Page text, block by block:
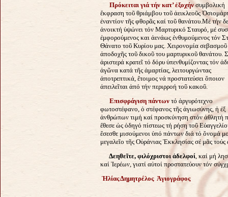
Πρόκειται γιά τήν κατ’ ἐξοχήν συμβολική
ἔκφραση τοῦ θριάμβου τοῦ ἀεικλεοῦς
ἐναντίον τῆς φθορᾶς καί τοῦ θανάτου. Μέ τήν
ἀνοικτή ὑψώνει τόν Μαρτυρικό Σταυρό, μέ
ἐμφορούμενος και ἀενάως ἐνθυμούμενος τόν
Θάνατο τοῦ Κυρίου μας. Χειρονομία σεβασμοῦ
ἀποδοχῆς τοῦ δικοῦ του μαρτυρικοῦ θανάτου.
ἀριστερά κρατεῖ τό δόρυ ὑπενθυμίζοντας τόν
ἀγῶνα κατά τῆς ἁμαρτίας, λειτουργώντας
ἀποτρεπτικά, ἕτοιμος νά προστατεύσει ὅποιον
ἀπειλεῖται ἀπό τήν περιρροή τοῦ κακοῦ.
Επισφράγιση πάντων τό ἀργυρότεχνο
φωτοστέφανο, ὁ στέφανος τῆς ἁγιωσύνης, ἡ ἐξ
ἀνθρώπων τιμή καί προσκύνηση στόν ἀθλητή
ἔθεσε ὡς ὁδηγό πίστεως τή ρήση τοῦ
ἔσεσθε μισούμενοι ὑπό πάντων διά τό ὄνομά
μεγαλεῖο τῆς Οὐράνιας Ἐκκλησίας σέ μᾶς τούς
Δεηθεῖτε, φιλόχριστοι ἀδελφοί , καί μή
καί Ἱερέων, γιατί αὐτοί προστατεύουν τόν
Ἠλίας Δημητρέλος Ἁγιογράφος